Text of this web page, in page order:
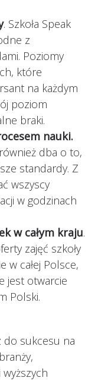
. Szkoła Speak
z
Poziomy
które
na każdym
poziom
braki.
nauki.
dba o to,
standardy. Z
wszyscy
w godzinach
w całym kraju.
zajęć szkoły
w całej Polsce,
jest otwarcie
Polski.
do sukcesu na